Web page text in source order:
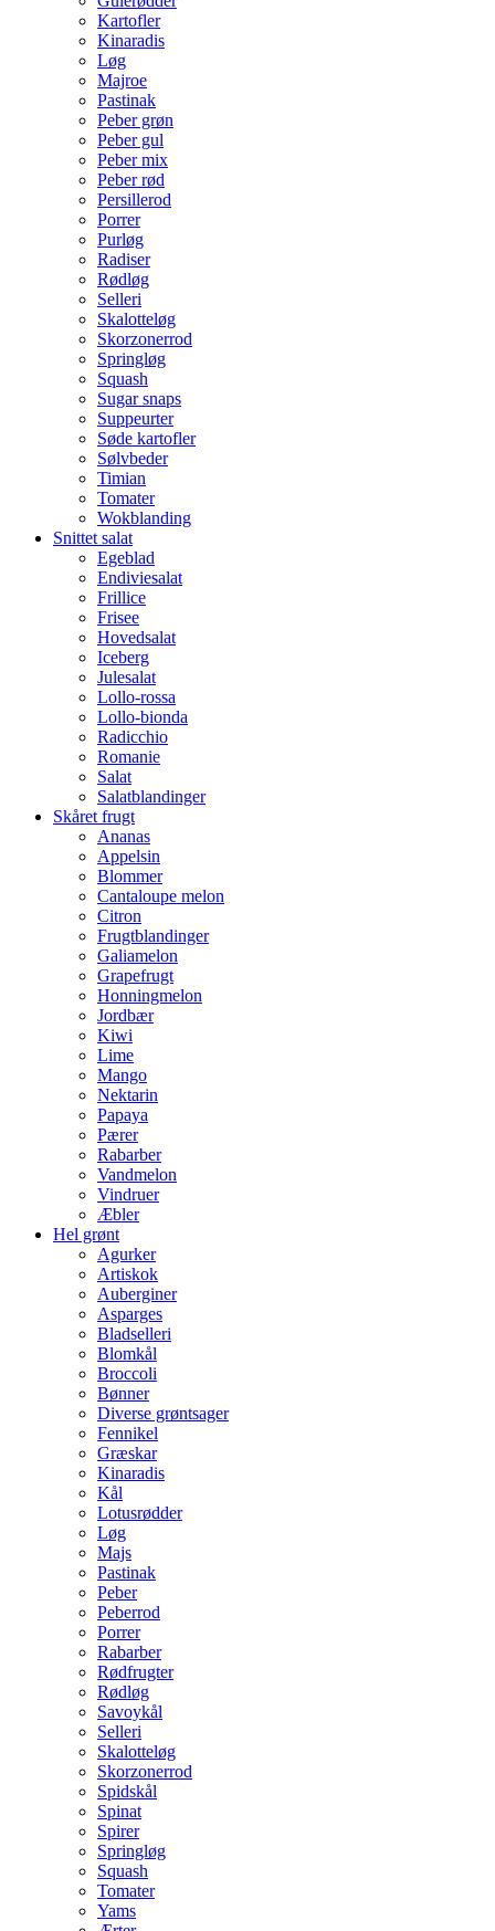
Kartofler
Kinaradis
Løg
Majroe
Pastinak
Peber grøn
Peber gul
Peber mix
Peber rød
Persillerod
Porrer
Purløg
Radiser
Rødløg
Selleri
Skalotteløg
Skorzonerrod
Springløg
Squash
Sugar snaps
Suppeurter
Søde kartofler
Sølvbeder
Timian
Tomater
Wokblanding
Snittet salat
Egeblad
Endiviesalat
Frillice
Frisee
Hovedsalat
Iceberg
Julesalat
Lollo-rossa
Lollo-bionda
Radicchio
Romanie
Salat
Salatblandinger
Skåret frugt
Ananas
Appelsin
Blommer
Cantaloupe melon
Citron
Frugtblandinger
Galiamelon
Grapefrugt
Honningmelon
Jordbær
Kiwi
Lime
Mango
Nektarin
Papaya
Pærer
Rabarber
Vandmelon
Vindruer
Æbler
Hel grønt
Agurker
Artiskok
Auberginer
Asparges
Bladselleri
Blomkål
Broccoli
Bønner
Diverse grøntsager
Fennikel
Græskar
Kinaradis
Kål
Lotusrødder
Løg
Majs
Pastinak
Peber
Peberrod
Porrer
Rabarber
Rødfrugter
Rødløg
Savoykål
Selleri
Skalotteløg
Skorzonerrod
Spidskål
Spinat
Spirer
Springløg
Squash
Tomater
Yams